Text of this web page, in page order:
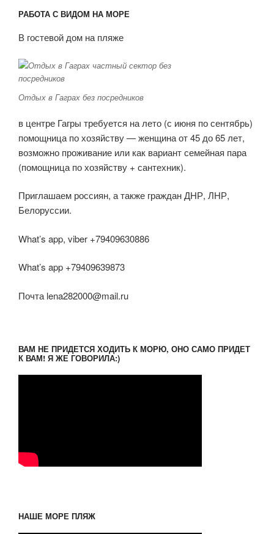
РАБОТА С ВИДОМ НА МОРЕ
В гостевой дом на пляже
Отдых в Гаграх без посредников
в центре Гагры требуется на лето (с июня по сентябрь)
помощница по хозяйству — женщина от 45 до 65 лет,
возможно проживание или как вариант семейная пара
(помощница по хозяйству + сантехник).
Приглашаем россиян, а также граждан ДНР, ЛНР,
Белоруссии.
What’s app, viber +79409630886
What’s app +79409639873
Почта lena282000@mail.ru
ВАМ НЕ ПРИДЕТСЯ ХОДИТЬ К МОРЮ, ОНО САМО ПРИДЕТ
К ВАМ! Я ЖЕ ГОВОРИЛА:)
НАШЕ МОРЕ ПЛЯЖ